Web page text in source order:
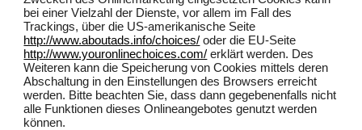
bei einer Vielzahl der Dienste, vor allem im Fall des
Trackings, über die US-amerikanische Seite
http://www.aboutads.info/choices/ oder die EU-Seite
http://www.youronlinechoices.com/ erklärt werden. Des
Weiteren kann die Speicherung von Cookies mittels deren
Abschaltung in den Einstellungen des Browsers erreicht
werden. Bitte beachten Sie, dass dann gegebenenfalls nicht
alle Funktionen dieses Onlineangebotes genutzt werden
können.